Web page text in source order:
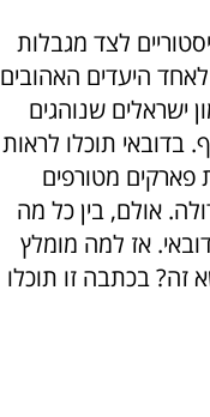
לצד מגבלות
היעדים האהובים
ישראלים שנוהגים
בדובאי תוכלו לראות
פארקים מטורפים
אולם, בין כל מה
אז למה מומלץ
זה? בכתבה זו תוכלו